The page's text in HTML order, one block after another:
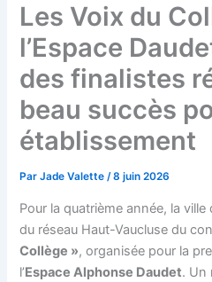
Les Voix du
l’Espace
des finalistes
beau succès
établissement
ParJade Valette/8 juin 2026
Pour la quatrième année, la ville
du réseau Haut-Vaucluse du
Collège », organisée pour la
l’Espace Alphonse Daudet. Un